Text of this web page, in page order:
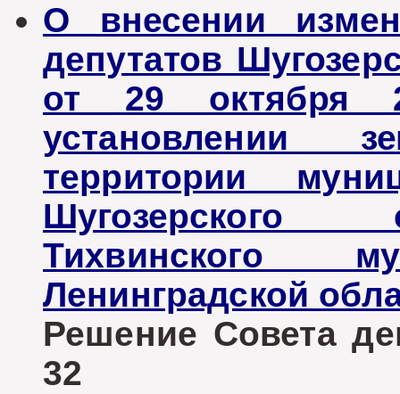
О внесении
депутатов
от 29
установлении
территории
Шугозерского
Тихвинского
Ленинградской
Решение Совета
32